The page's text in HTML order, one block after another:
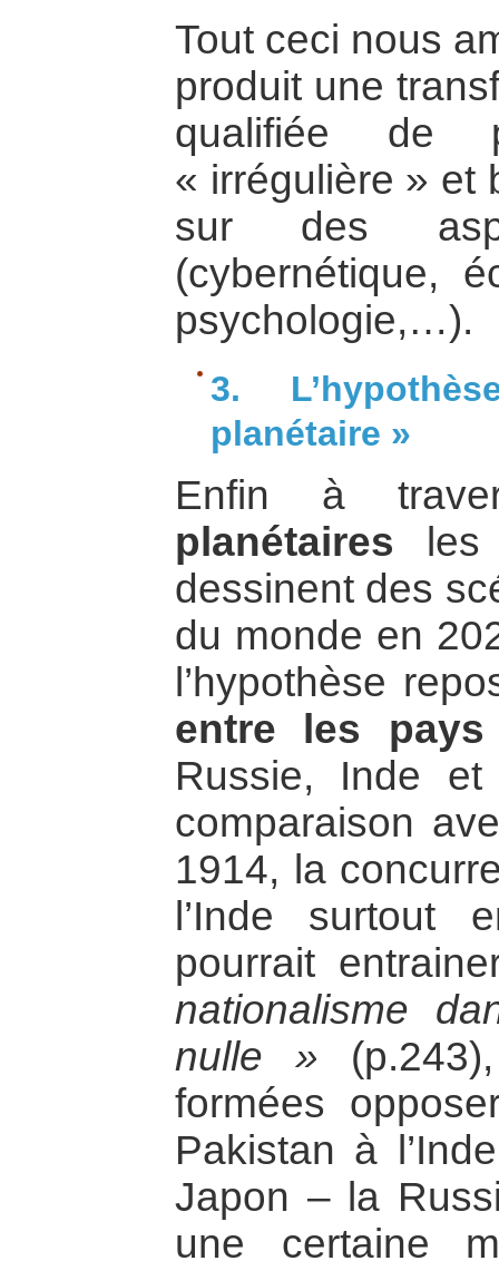
Tout ceci nous
produit une
qualifiée de
« irrégulière » et
sur des
(cybernétique,
psychologie,…).
3.
planétaire »
Enfin à
planétaires les
dessinent des
du monde en
l’hypothèse
entre les
Russie, Inde
comparaison
1914, la
l’Inde surtout
pourrait
nationalisme
nulle »
formées
Pakistan à
Japon – la
une certaine